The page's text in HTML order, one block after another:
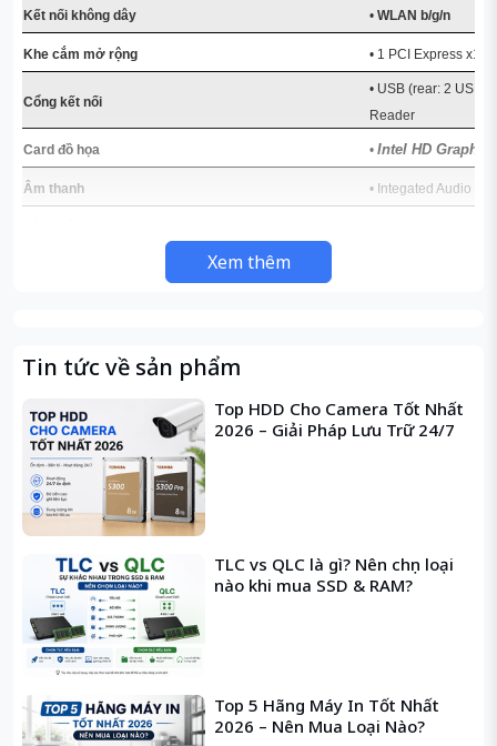
Kết nối không dây • WLAN b/g/n
Khe cắm mở rộng • 1 PCI Express
Cổng kết nối
• USB (rear: 2 USB
Reader
Card đồ họa • Intel HD Graphics
Âm thanh • Integated Audio
Trọng lượng • 5.7 kg
Kiểu dáng
Đặc điểm nổi bật
Xem thêm
Tin tức về sản phẩm
Top HDD Cho Camera Tốt Nhất
2026 – Giải Pháp Lưu Trữ 24/7
TLC vs QLC là gì? Nên chọn loại
nào khi mua SSD & RAM?
Top 5 Hãng Máy In Tốt Nhất
2026 – Nên Mua Loại Nào?